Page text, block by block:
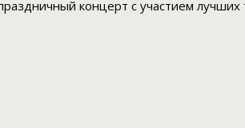
концерт с участием